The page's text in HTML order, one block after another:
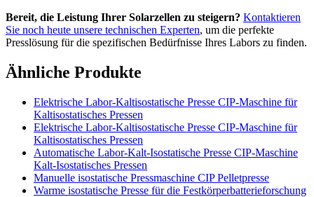
Bereit, die Leistung Ihrer Solarzellen zu steigern? Kontaktieren
Sie noch heute unsere technischen Experten, um die perfekte
Presslösung für die spezifischen Bedürfnisse Ihres Labors zu finden.
Ähnliche Produkte
Elektrische Labor-Kaltisostatische Presse CIP-Maschine für
Kaltisostatisches Pressen
Elektrische Labor-Kaltisostatische Presse CIP-Maschine für
Kaltisostatisches Pressen
Automatische Labor-Kalt-Isostatische Presse CIP-Maschine
Kalt-Isostatisches Pressen
Manuelle isostatische Pressmaschine CIP Pelletpresse
Warme isostatische Presse für die Festkörperbatterieforschung